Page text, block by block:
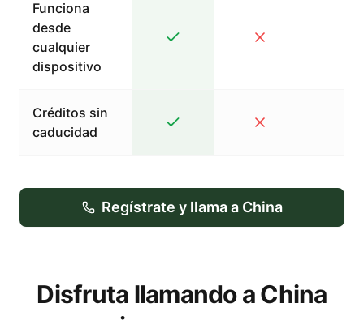
Funciona
desde
cualquier
dispositivo
Créditos sin
caducidad
Regístrate y llama a China
Disfruta llamando a China